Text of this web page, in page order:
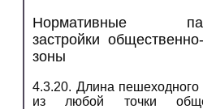
Нормативные
застройки
зоны
4.3.20. Длина пешеходного
из любой точки